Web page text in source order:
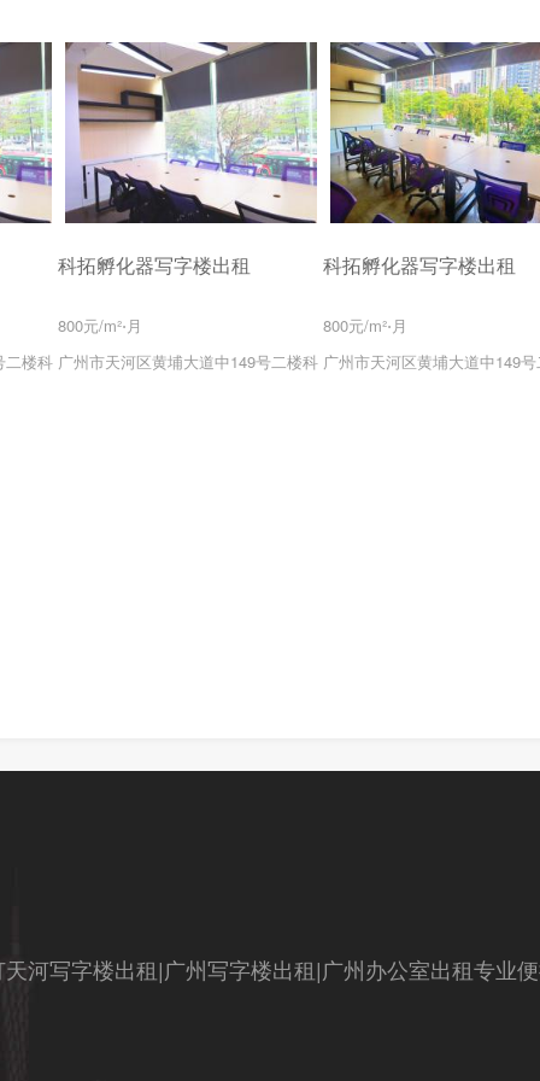
二楼科
科拓孵化器写字楼出租
800元/m²⋅月
广州市天河区黄埔大道中149号二楼科
科拓孵化器写字楼出租
800元/m²⋅月
广州市天河区黄埔大道中149
河写字楼出租|广州写字楼出租|广州办公室出租专业